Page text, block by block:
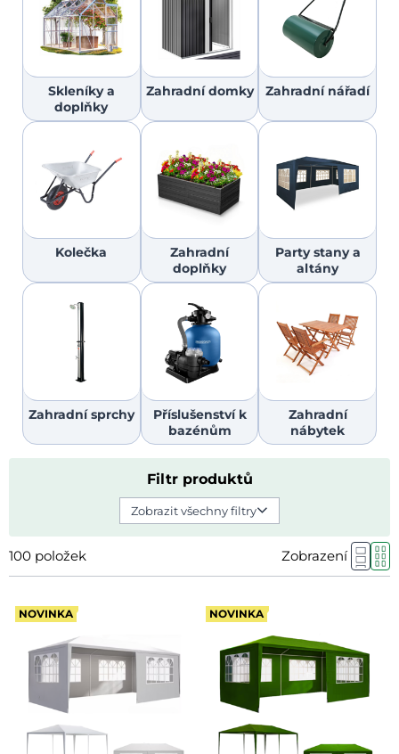
Skleníky a
doplňky
Zahradní domky Zahradní nářadí
Kolečka
Zahradní
doplňky
Party stany a
altány
Zahradní sprchy
Příslušenství k
bazénům
Zahradní
nábytek
Filtr produktů
Zobrazit všechny filtry
100 položek Zobrazení
NOVINKA NOVINKA